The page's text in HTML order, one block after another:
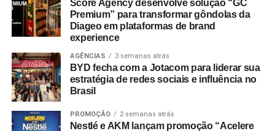
consideram viagens de incentivo a forma mais relevante
de reconhecimento profissional — contra 20% que optam
por bonificações financeiras ou bens materiais. A
pesquisa revela ainda que essas ativações aumentam a
retenção de lembrança de marca em até 35%, além de
96% dos entrevistados relatarem incremento na
motivação.
No âmbito comercial, organizações com programas
Score Agency desenvolve solução “GC
Premium” para transformar gôndolas da
Diageo em plataformas de brand
experience
AGÊNCIAS 3 semanas atrás
BYD fecha com a Jotacom para liderar sua
estratégia de redes sociais e influência no
Brasil
PROMOÇÃO 2 semanas atrás
Nestlé e AKM lançam promoção “Acelere